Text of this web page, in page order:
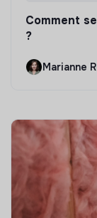
Comment
?
Marianne